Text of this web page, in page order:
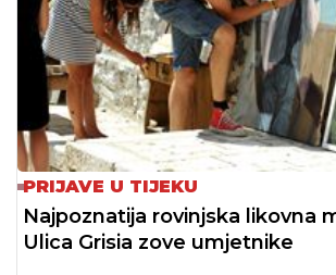
PRIJAVE U TIJEKU
Najpoznatija rovinjska likovna
Ulica Grisia zove umjetnike